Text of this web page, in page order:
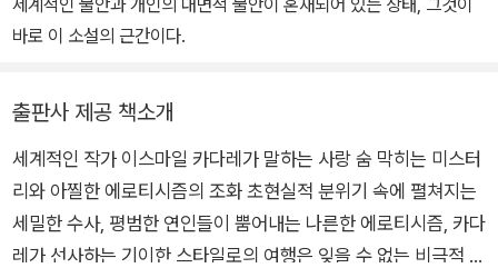
작품활동을 펼치고 있으며, 수차례 노벨문학상 후보에 올랐다. 1992
다. 2016년 프랑스 레지옹도뇌르 최고 훈장을 수훈했으며, 2019년
박경리문학상, 2020년 노이슈타트 국제문학상을 수상했다. 주요 작
품으로 『죽은 군대의 장군』 『돌의 연대기』 『사고』 『부서진 사월』 『꿈
의 궁전』 『누가 후계자를 죽였는가』 『광기의 풍토』 『아가멤논의 딸』
『잘못된 만찬』 『떠나지 못하는 여자』 『H 파일』 등이 있다. 2024년
큼 커다란 구름을 삼킨 소녀》, 《이케아 옷장에 갇힌 인도 고행자의 신
의 미래》, 《위기 그리고 그 이후》, 《빈곤한 만찬》, 《현장에서 만난 2
0thC : 매그넘 1947~2006》, 《미래의 물결》, 《식물의 역사와 신
화》, 《잠수종과 나비》 등이 있으며, 김훈의 《칼의 노래》를 프랑스어
로 옮겨 갈리마르에서 출간했다.
바로 이 소설의 근간이다.
출판사 제공 책소개
세계적인 작가 이스마일 카다레가 말하는 사랑 숨 막히는 미스터
리와 아찔한 에로티시즘의 조화 초현실적 분위기 속에 펼쳐지는
세밀한 수사, 평범한 연인들이 뿜어내는 나른한 에로티시즘, 카다
레가 선사하는 기이한 스타일로의 여행은 잊을 수 없는 비극적 순